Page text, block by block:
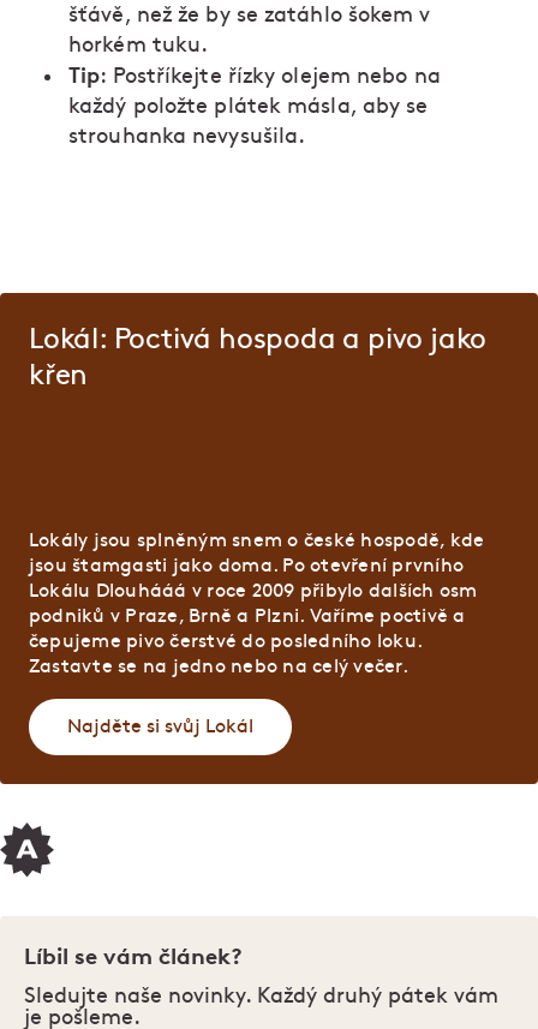
šťávě, než že by se zatáhlo šokem v
horkém tuku.
Tip: Postříkejte řízky olejem nebo na
každý položte plátek másla, aby se
strouhanka nevysušila.
Lokál: Poctivá hospoda a pivo jako
křen
Lokály jsou splněným snem o české hospodě, kde
jsou štamgasti jako doma. Po otevření prvního
Lokálu Dlouhááá v roce 2009 přibylo dalších osm
podniků v Praze, Brně a Plzni. Vaříme poctivě a
čepujeme pivo čerstvé do posledního loku.
Zastavte se na jedno nebo na celý večer.
Najděte si svůj Lokál
Líbil se vám článek?
Sledujte naše novinky. Každý druhý pátek vám
je pošleme.